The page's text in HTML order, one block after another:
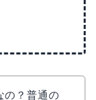
の？普通の